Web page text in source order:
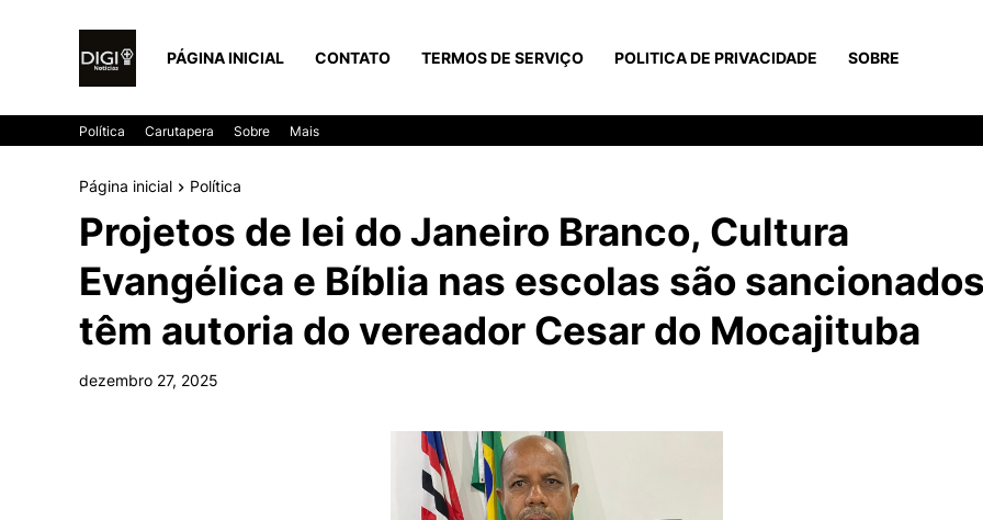
PÁGINA INICIAL CONTATO TERMOS DE SERVIÇO POLITICA DE PRIVACIDADE SOBRE
Política Carutapera Sobre Mais
Página inicial Política
Projetos de lei do Janeiro Branco, Cultura
Evangélica e Bíblia nas escolas são
têm autoria do vereador Cesar do Mocajituba
dezembro 27, 2025